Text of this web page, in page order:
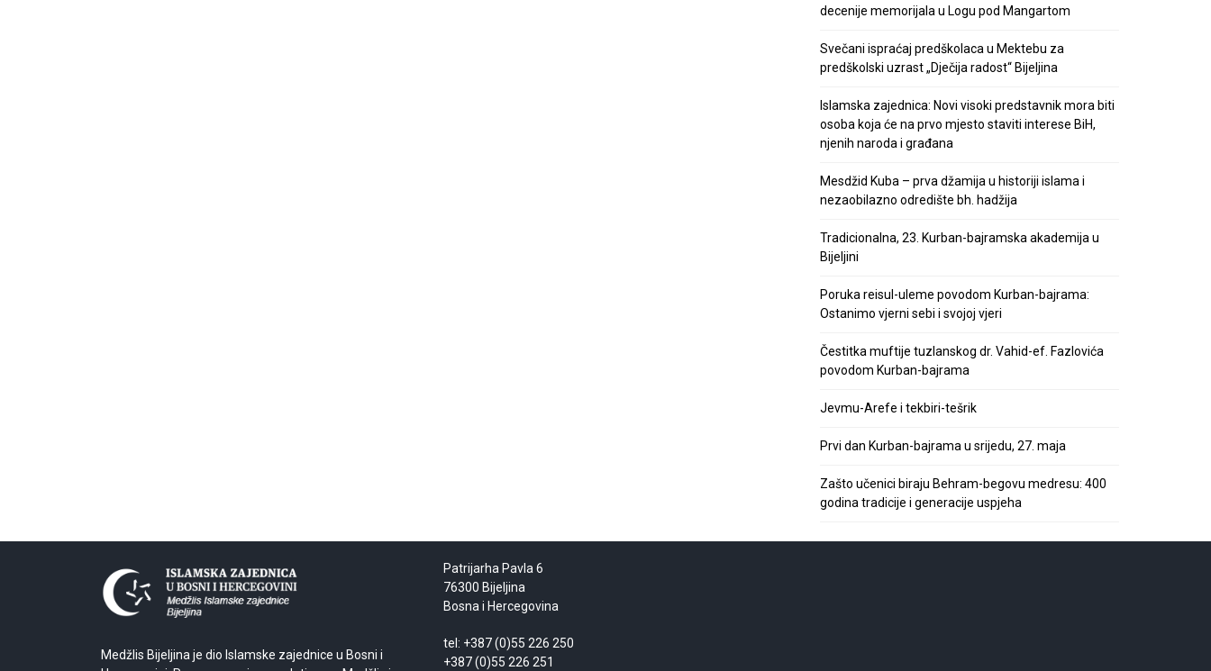
decenije memorijala u Logu pod Mangartom
Svečani ispraćaj predškolaca u Mektebu za
predškolski uzrast „Dječija radost“ Bijeljina
Islamska zajednica: Novi visoki predstavnik mora biti
osoba koja će na prvo mjesto staviti interese BiH,
njenih naroda i građana
Mesdžid Kuba – prva džamija u historiji islama i
nezaobilazno odredište bh. hadžija
Tradicionalna, 23. Kurban-bajramska akademija u
Bijeljini
Poruka reisul-uleme povodom Kurban-bajrama:
Ostanimo vjerni sebi i svojoj vjeri
Čestitka muftije tuzlanskog dr. Vahid-ef. Fazlovića
povodom Kurban-bajrama
Jevmu-Arefe i tekbiri-tešrik
Prvi dan Kurban-bajrama u srijedu, 27. maja
Zašto učenici biraju Behram-begovu medresu: 400
godina tradicije i generacije uspjeha
Medžlis Bijeljina je dio Islamske zajednice u Bosni i
Patrijarha Pavla 6
76300 Bijeljina
Bosna i Hercegovina
tel: +387 (0)55 226 250
+387 (0)55 226 251